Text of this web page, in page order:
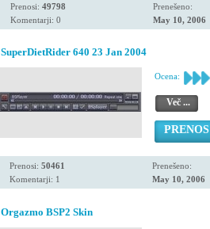
Prenosi: 49798
Komentarji: 0
Prenešeno:
May 10, 2006
SuperDietRider 640 23 Jan 2004
Ocena:
Več ...
PRENOS
Prenosi: 50461
Komentarji: 1
Prenešeno:
May 10, 2006
Orgazmo BSP2 Skin